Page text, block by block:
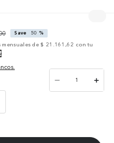
Save 50 %
mensuales de $ 21.161,62 con tu
＋
－